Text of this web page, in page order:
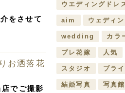
をさせて
お洒落花
でご撮影
ウエディングドレ
aim ウェディ
wedding カラ
プレ花嫁 人気
スタジオ ブラ
結婚写真 写真館